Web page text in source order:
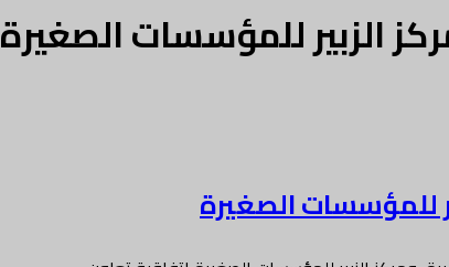
الزبير للمؤسسات الصغيرة
للمؤسسات الصغيرة